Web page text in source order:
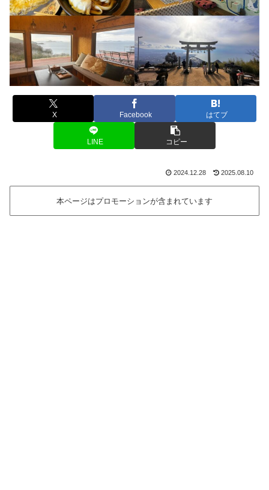
X Facebook はてブ
LINE コピー
2024.12.28 2025.08.10
本ページはプロモーションが含まれています